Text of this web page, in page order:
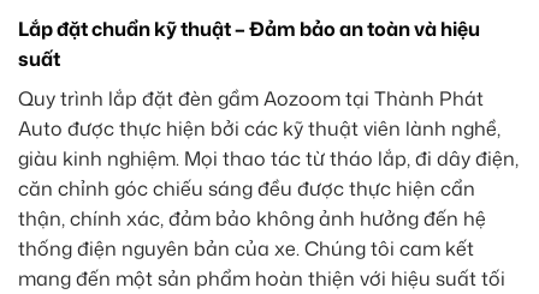
Lắp đặt chuẩn kỹ thuật – Đảm bảo an toàn và hiệu
suất
Quy trình lắp đặt đèn gầm Aozoom tại Thành Phát
Auto được thực hiện bởi các kỹ thuật viên lành nghề,
giàu kinh nghiệm. Mọi thao tác từ tháo lắp, đi dây điện,
căn chỉnh góc chiếu sáng đều được thực hiện cẩn
thận, chính xác, đảm bảo không ảnh hưởng đến hệ
thống điện nguyên bản của xe. Chúng tôi cam kết
mang đến một sản phẩm hoàn thiện với hiệu suất tối